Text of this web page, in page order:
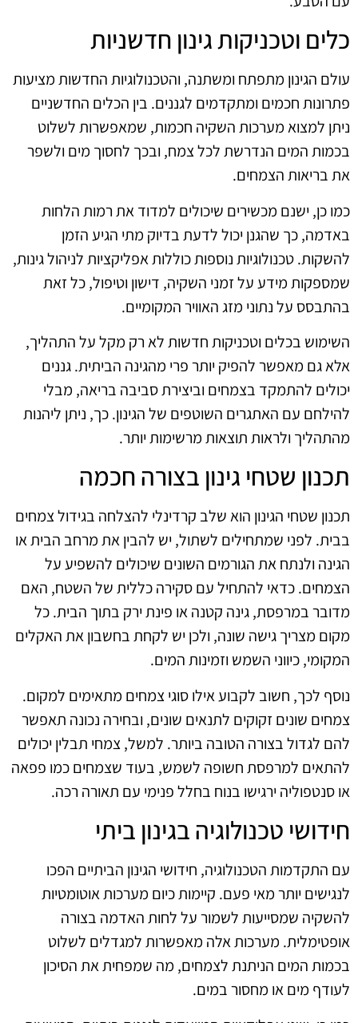
כלים וטכניקות גינון חדשניות
עולם הגינון מתפתח ומשתנה, והטכנולוגיות החדשות מציעות
פתרונות חכמים ומתקדמים לגננים. בין הכלים החדשניים
ניתן למצוא מערכות השקיה חכמות, שמאפשרות לשלוט
בכמות המים הנדרשת לכל צמח, ובכך לחסוך מים ולשפר
את בריאות הצמחים.
כמו כן, ישנם מכשירים שיכולים למדוד את רמות הלחות
באדמה, כך שהגנן יכול לדעת בדיוק מתי הגיע הזמן
להשקות. טכנולוגיות נוספות כוללות אפליקציות לניהול גינות,
שמספקות מידע על זמני השקיה, דישון וטיפול, כל זאת
בהתבסס על נתוני מזג האוויר המקומיים.
השימוש בכלים וטכניקות חדשות לא רק מקל על התהליך,
אלא גם מאפשר להפיק יותר פרי מהגינה הביתית. גננים
יכולים להתמקד בצמחים וביצירת סביבה בריאה, מבלי
להילחם עם האתגרים השוטפים של הגינון. כך, ניתן ליהנות
מהתהליך ולראות תוצאות מרשימות יותר.
תכנון שטחי גינון בצורה חכמה
תכנון שטחי הגינון הוא שלב קרדינלי להצלחה בגידול צמחים
בבית. לפני שמתחילים לשתול, יש להבין את מרחב הבית או
הגינה ולנתח את הגורמים השונים שיכולים להשפיע על
הצמחים. כדאי להתחיל עם סקירה כללית של השטח, האם
מדובר במרפסת, גינה קטנה או פינת ירק בתוך הבית. כל
מקום מצריך גישה שונה, ולכן יש לקחת בחשבון את האקלים
המקומי, כיווני השמש וזמינות המים.
נוסף לכך, חשוב לקבוע אילו סוגי צמחים מתאימים למקום.
צמחים שונים זקוקים לתנאים שונים, ובחירה נכונה תאפשר
להם לגדול בצורה הטובה ביותר. למשל, צמחי תבלין יכולים
להתאים למרפסת חשופה לשמש, בעוד שצמחים כמו פפאה
או סנטפוליה ירגישו בנוח בחלל פנימי עם תאורה רכה.
חידושי טכנולוגיה בגינון ביתי
עם התקדמות הטכנולוגיה, חידושי הגינון הביתיים הפכו
לנגישים יותר מאי פעם. קיימות כיום מערכות אוטומטיות
להשקיה שמסייעות לשמור על לחות האדמה בצורה
אופטימלית. מערכות אלה מאפשרות למגדלים לשלוט
בכמות המים הניתנת לצמחים, מה שמפחית את הסיכון
לעודף מים או מחסור במים.